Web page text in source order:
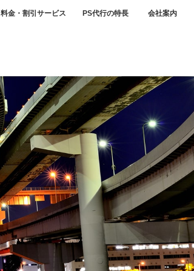
料金・割引サービス PS代行の特長 会社案内